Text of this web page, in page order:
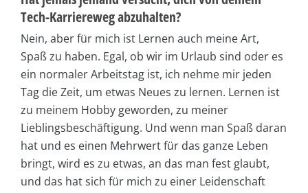
Tech-Karriereweg abzuhalten?
Nein, aber für mich ist Lernen auch meine Art,
Spaß zu haben. Egal, ob wir im Urlaub sind oder es
ein normaler Arbeitstag ist, ich nehme mir jeden
Tag die Zeit, um etwas Neues zu lernen. Lernen ist
zu meinem Hobby geworden, zu meiner
Lieblingsbeschäftigung. Und wenn man Spaß daran
hat und es einen Mehrwert für das ganze Leben
bringt, wird es zu etwas, an das man fest glaubt,
und das hat sich für mich zu einer Leidenschaft